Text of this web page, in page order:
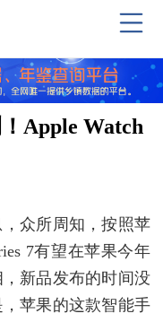
Apple Watch
众所周知，按照苹
7有望在苹果今年
新品发布的时间没
苹果的这款智能手